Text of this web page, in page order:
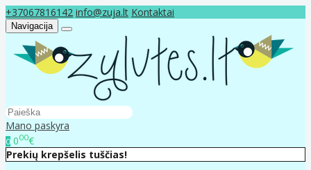
+37067816142 info@zuja.lt Kontaktai
Navigacija
Mano paskyra
0 000€
Prekių krepšelis tuščias!